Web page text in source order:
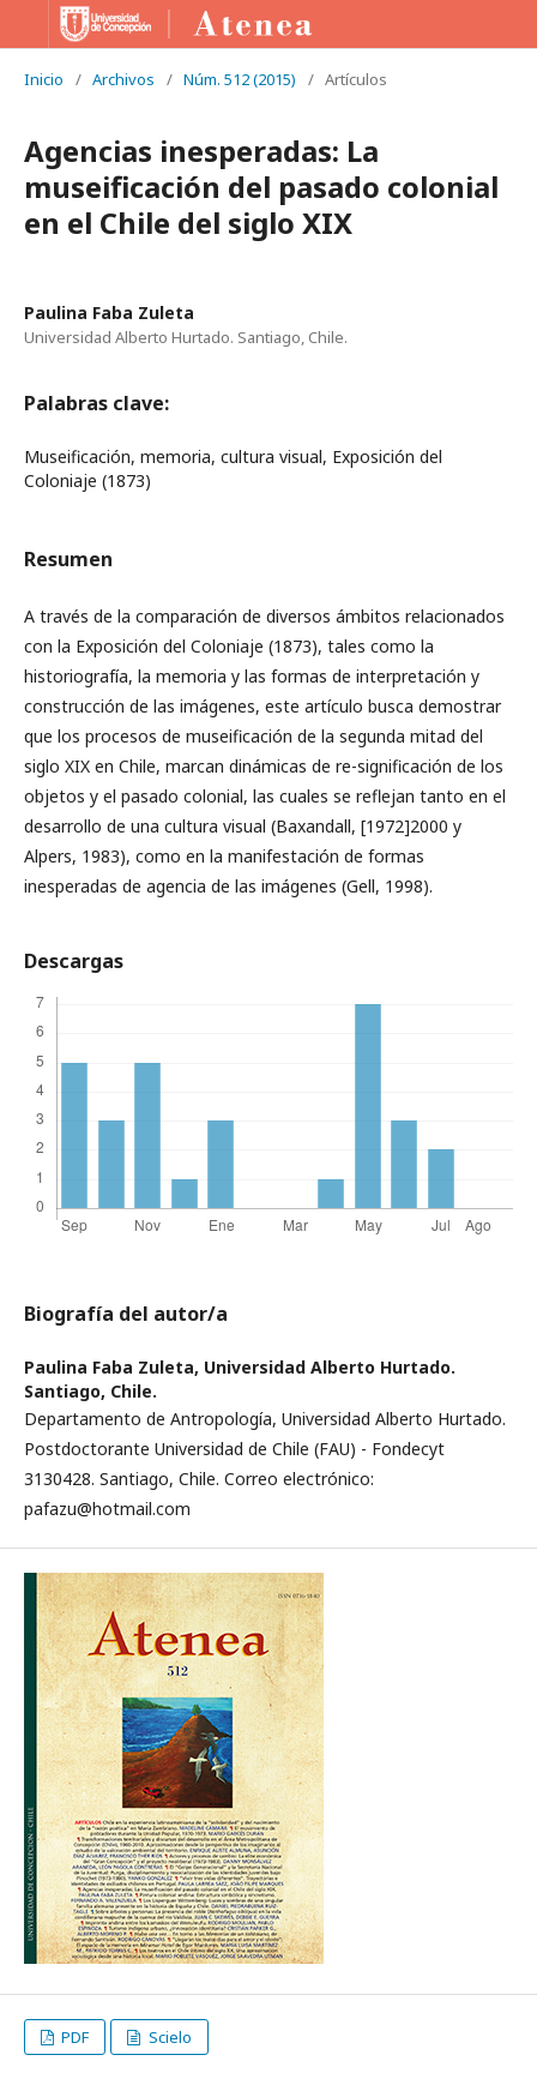
Inicio / Archivos / Núm. 512 (2015) / Artículos
Agencias inesperadas: La
museificación del pasado colonial
en el Chile del siglo XIX
Paulina Faba Zuleta
Universidad Alberto Hurtado. Santiago, Chile.
Palabras clave:
Museificación, memoria, cultura visual, Exposición del
Coloniaje (1873)
Resumen
A través de la comparación de diversos ámbitos relacionados
con la Exposición del Coloniaje (1873), tales como la
historiografía, la memoria y las formas de interpretación y
construcción de las imágenes, este artículo busca demostrar
que los procesos de museificación de la segunda mitad del
siglo XIX en Chile, marcan dinámicas de re-significación de los
objetos y el pasado colonial, las cuales se reflejan tanto en el
desarrollo de una cultura visual (Baxandall, [1972]2000 y
Alpers, 1983), como en la manifestación de formas
inesperadas de agencia de las imágenes (Gell, 1998).
Descargas
Biografía del autor/a
Paulina Faba Zuleta, Universidad Alberto Hurtado.
Santiago, Chile.
Departamento de Antropología, Universidad Alberto Hurtado.
Postdoctorante Universidad de Chile (FAU) - Fondecyt
3130428. Santiago, Chile. Correo electrónico:
pafazu@hotmail.com
PDF Scielo